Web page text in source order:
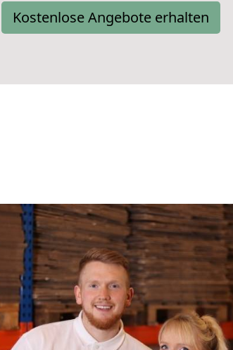
Kostenlose Angebote erhalten